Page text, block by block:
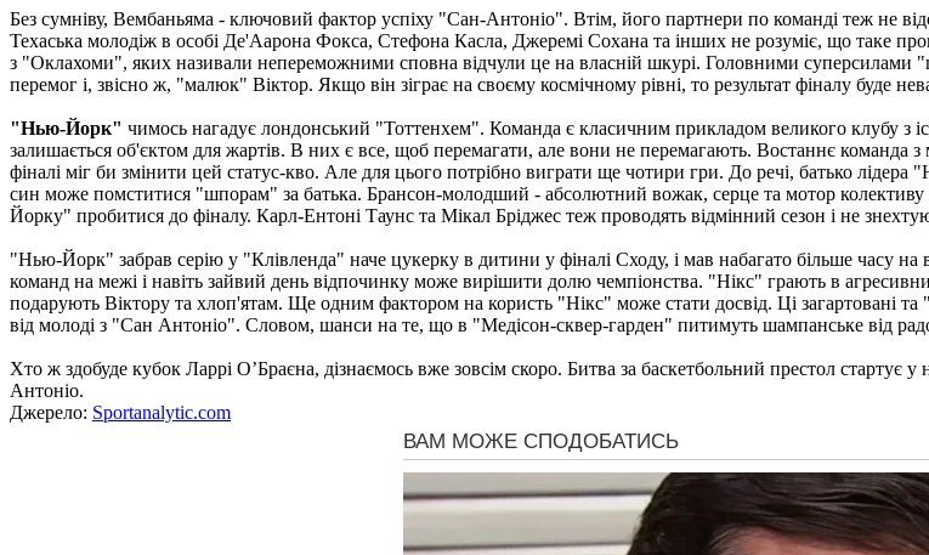
Без сумніву, Вембаньяма - ключовий фактор успіху "Сан-Антоніо". Втім, його партнери по команді теж не
Техаська молодіж в особі Де'Аарона Фокса, Стефона Касла, Джеремі Сохана та інших не розуміє, що таке
з "Оклахоми", яких називали непереможними сповна відчули це на власній шкурі. Головними суперсилами
перемог і, звісно ж, "малюк" Віктор. Якщо він зіграє на своєму космічному рівні, то результат фіналу буде
"Нью-Йорк" чимось нагадує лондонський "Тоттенхем". Команда є класичним прикладом великого клубу з
залишається об'єктом для жартів. В них є все, щоб перемагати, але вони не перемагають. Востаннє команда
фіналі міг би змінити цей статус-кво. Але для цього потрібно виграти ще чотири гри. До речі, батько
син може помститися "шпорам" за батька. Брансон-молодший - абсолютний вожак, серце та мотор
Йорку" пробитися до фіналу. Карл-Ентоні Таунс та Мікал Бріджес теж проводять відмінний сезон і не
"Нью-Йорк" забрав серію у "Клівленда" наче цукерку в дитини у фіналі Сходу, і мав набагато більше часу
команд на межі і навіть зайвий день відпочинку може вирішити долю чемпіонства. "Нікс" грають в
подарують Віктору та хлоп'ятам. Ще одним фактором на користь "Нікс" може стати досвід. Ці загартовані
від молоді з "Сан Антоніо". Словом, шанси на те, що в "Медісон-сквер-гарден" питимуть шампанське від
Хто ж здобуде кубок Ларрі О’Браєна, дізнаємось вже зовсім скоро. Битва за баскетбольний престол стартує
Антоніо.
Джерело: Sportanalytic.com